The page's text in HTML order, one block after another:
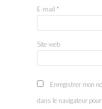
E-mail *
Site web
Enregistrer mon
dans le navigateur